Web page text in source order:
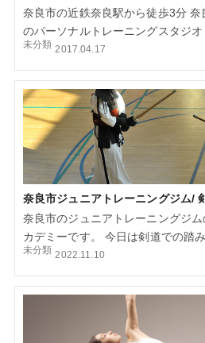
奈良市の近鉄奈良駅から徒歩3分
のパーソナルトレーニングスタジオ
未分類 2017.04.17
奈良市ジュニアトレーニングジム/
奈良市のジュニアトレーニングジ
カデミーです。 今日は剣道での踏
未分類 2022.11.10